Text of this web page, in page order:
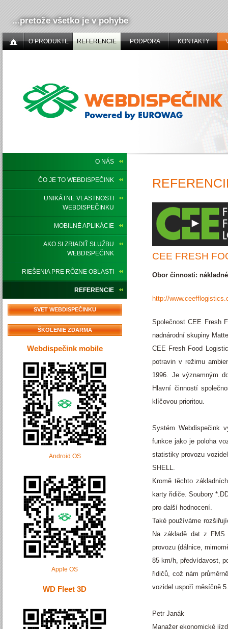
...pretože všetko je v pohybe
O PRODUKTE REFERENCIE PODPORA KONTAKTY
O NÁS
ČO JE TO WEBDISPEČINK
UNIKÁTNE VLASTNOSTI
WEBDISPEČINKU
MOBILNÉ APLIKÁCIE
AKO SI ZRIADIŤ SLUŽBU
WEBDISPEČINK
RIEŠENIA PRE RÔZNE OBLASTI
REFERENCIE
SVET WEBDISPEČINKU
ŠKOLENIE ZDARMA
Webdispečink mobile
Android OS
Apple OS
WD Fleet 3D
CEE FRESH
Obor činnosti:
http://
Společnost CEE Fresh
nadnárodní skupiny
CEE Fresh Food
potravin v režimu
1996. Je významným
Hlavní činností
klíčovou prioritou.
Systém Webdispečink
funkce jako je poloha
statistiky provozu
SHELL.
Kromě těchto
karty řidiče. Soubory
pro další hodnocení.
Také používáme
Na základě dat z FMS
provozu (dálnice,
85 km/h, předvídavost,
řidičů, což nám
vozidel uspoří měsíčně
Petr Janák
Manažer ekonomické